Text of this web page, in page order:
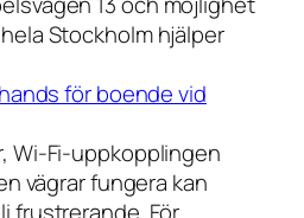
Stockholm hjälper
för boende vid
Wi-Fi-uppkopplingen
vägrar fungera kan